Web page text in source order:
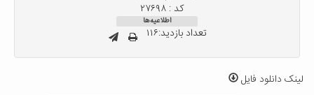
کد : ۲۷۶۹۸
اطلاعیه‌ها
تعداد بازدید:۱۱۶
لینک دانلود فایل